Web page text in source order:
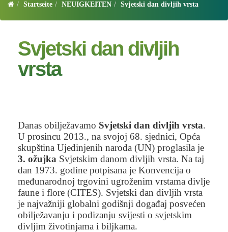
Startseite NEUIGKEITEN Svjetski dan divljih vrsta
Svjetski dan divljih
vrsta
Danas obilježavamo Svjetski dan divljih vrsta.
U prosincu 2013., na svojoj 68. sjednici, Opća
skupština Ujedinjenih naroda (UN) proglasila je
3. ožujka Svjetskim danom divljih vrsta. Na taj
dan 1973. godine potpisana je Konvencija o
međunarodnoj trgovini ugroženim vrstama divlje
faune i flore (CITES). Svjetski dan divljih vrsta
je najvažniji globalni godišnji događaj posvećen
obilježavanju i podizanju svijesti o svjetskim
divljim životinjama i biljkama.